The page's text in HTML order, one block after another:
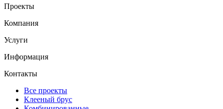
Проекты
Компания
Услуги
Информация
Контакты
Все проекты
Клееный брус